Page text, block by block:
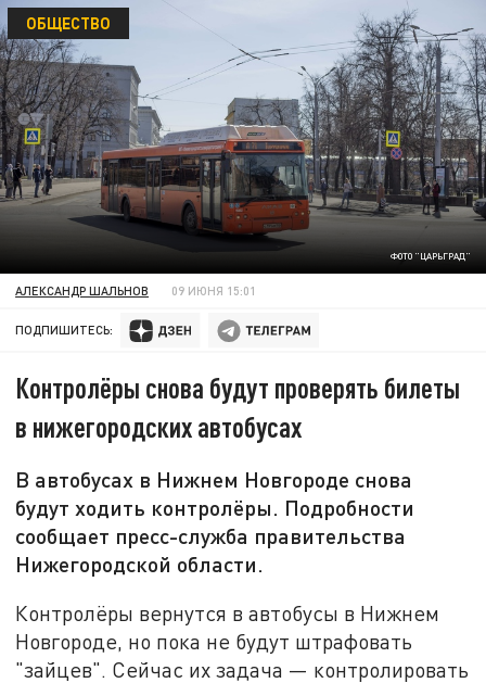
ФОТО "ЦАРЬГРАД"
ОБЩЕСТВО
АЛЕКСАНДР ШАЛЬНОВ 09 ИЮНЯ 15:01
ПОДПИШИТЕСЬ:
Контролёры снова будут проверять билеты
в нижегородских автобусах
В автобусах в Нижнем Новгороде снова
будут ходить контролёры. Подробности
сообщает пресс-служба правительства
Нижегородской области.
Контролёры вернутся в автобусы в Нижнем
Новгороде, но пока не будут штрафовать
"зайцев". Сейчас их задача — контролировать